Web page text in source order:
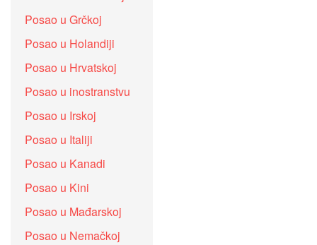
Posao u Grčkoj
Posao u Holandiji
Posao u Hrvatskoj
Posao u inostranstvu
Posao u Irskoj
Posao u Italiji
Posao u Kanadi
Posao u Kini
Posao u Mađarskoj
Posao u Nemačkoj